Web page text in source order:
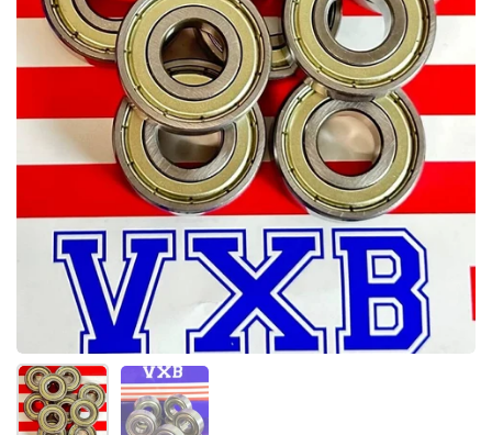
Mostra diapositiva 1Mostra diapositiva 2